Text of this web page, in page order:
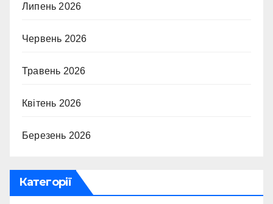
Липень 2026
Червень 2026
Травень 2026
Квітень 2026
Березень 2026
Категорії